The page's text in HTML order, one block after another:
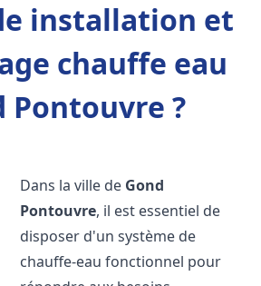
installation et
chauffe eau
Pontouvre ?
Dans la ville de Gond
Pontouvre, il est essentiel de
disposer d'un système de
chauffe-eau fonctionnel pour